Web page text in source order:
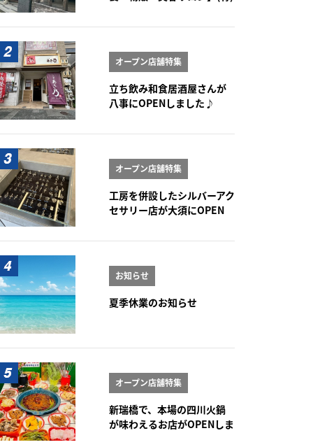
オープン店舗特集
立ち飲み和食居酒屋さんが
八事にOPENしました♪
オープン店舗特集
工房を併設したシルバーアク
セサリー店が大須にOPEN
お知らせ
夏季休業のお知らせ
オープン店舗特集
新瑞橋で、本場の四川火鍋
が味わえるお店がOPENしま